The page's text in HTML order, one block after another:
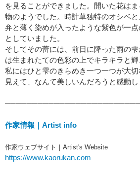
を見ることができました。開いた花は
物のようでした。時計草独特のオシベ
弁と薄く染めが入ったような紫色が一
としていました。
そしてその蕾には、前日に降った雨の
は生まれたての色彩の上でキラキラと輝
私にはひと雫のきらめき一つ一つが大
見えて、なんて美しいんだろうと感動し
作家情報｜Artist info
作家ウェブサイト｜Artist's Website
https://www.kaorukan.com